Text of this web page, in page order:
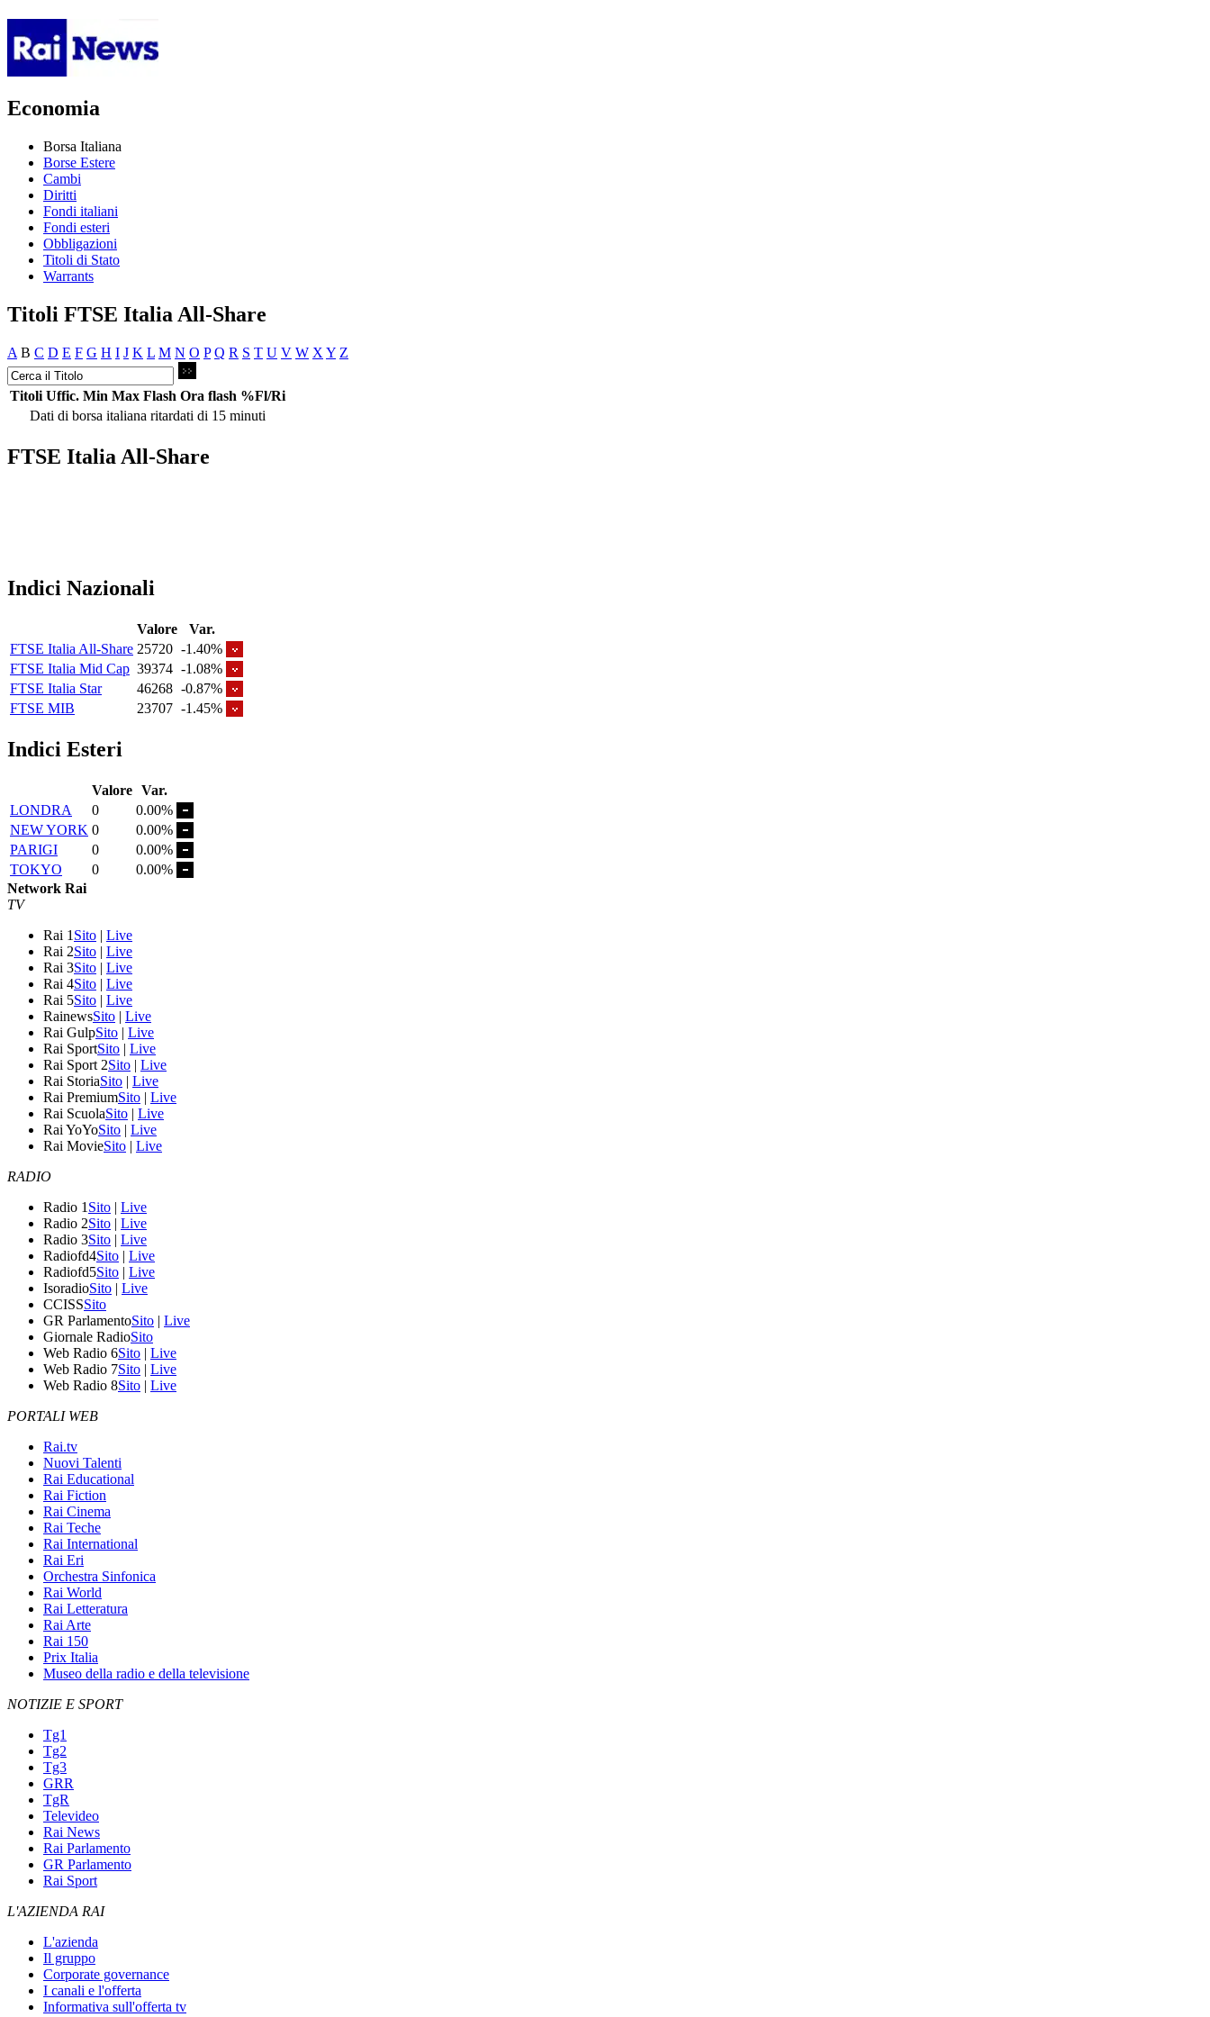
Economia
Borsa Italiana
Borse Estere
Cambi
Diritti
Fondi italiani
Fondi esteri
Obbligazioni
Titoli di Stato
Warrants
Titoli FTSE Italia All-Share
A B C D E F G H I J K L M N O P Q R S T U V W X Y Z
Titoli Uffic. Min Max Flash Ora flash %Fl/Ri
Dati di borsa italiana ritardati di 15 minuti
FTSE Italia All-Share
Indici Nazionali
Valore
Var.
FTSE Italia All-Share 25720 -1.40%
FTSE Italia Mid Cap 39374 -1.08%
FTSE Italia Star
46268 -0.87%
FTSE MIB
23707 -1.45%
Indici Esteri
Valore Var.
LONDRA
0
0.00%
NEW YORK 0
0.00%
PARIGI
0
0.00%
TOKYO
0
0.00%
Network Rai
TV
Rai 1 Sito | Live
Rai 2Sito | Live
Rai 3Sito | Live
Rai 4Sito | Live
Rai 5Sito | Live
RainewsSito | Live
Rai GulpSito | Live
Rai SportSito | Live
Rai Sport 2Sito | Live
Rai StoriaSito | Live
Rai PremiumSito | Live
Rai ScuolaSito | Live
Rai YoYoSito | Live
Rai MovieSito | Live
RADIO
Radio 1 Sito | Live
Radio 2Sito | Live
Radio 3Sito | Live
Radiofd4Sito | Live
Radiofd5Sito | Live
IsoradioSito | Live
CCISSSito
GR ParlamentoSito | Live
Giornale RadioSito
Web Radio 6Sito | Live
Web Radio 7Sito | Live
Web Radio 8Sito | Live
PORTALI WEB
Rai.tv
Nuovi Talenti
Rai Educational
Rai Fiction
Rai Cinema
Rai Teche
Rai International
Rai Eri
Orchestra Sinfonica
Rai World
Rai Letteratura
Rai Arte
Rai 150
Prix Italia
Museo della radio e della televisione
NOTIZIE E SPORT
Tg1
Tg2
Tg3
GRR
TgR
Televideo
Rai News
Rai Parlamento
GR Parlamento
Rai Sport
L'AZIENDA RAI
L'azienda
Il gruppo
Corporate governance
I canali e l'offerta
Informativa sull'offerta tv